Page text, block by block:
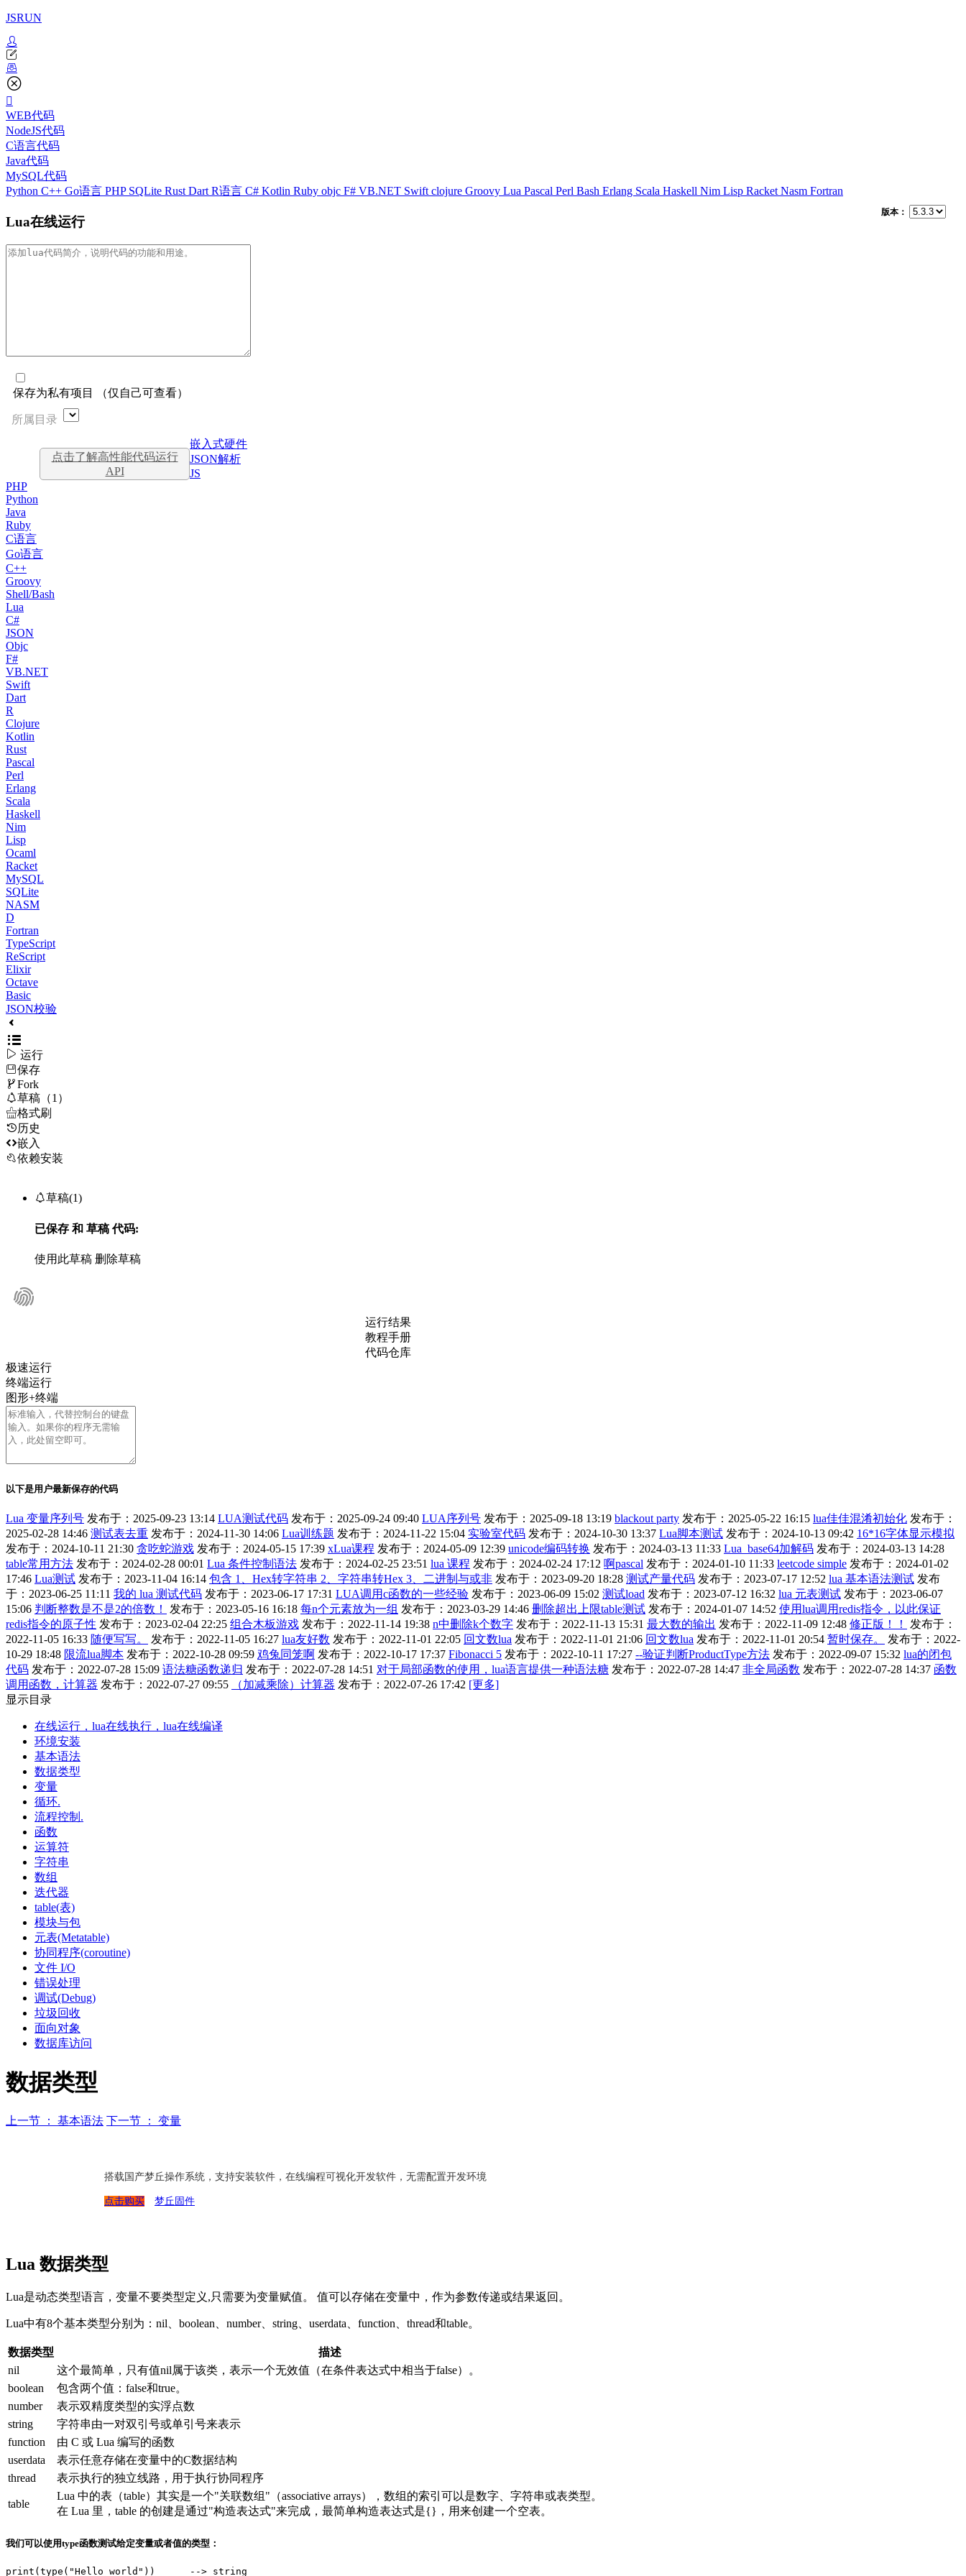
JSRUN
WEB代码
NodeJS代码
C语言代码
Java代码
MySQL代码
Python C++ Go语言 PHP SQLite Rust Dart R语言 C# Kotlin Ruby objc F# VB.NET Swift clojure Groovy Lua Pascal Perl Bash Erlang Scala Haskell Nim Lisp Racket Nasm Fortran
Lua在线运行
版本：
保存为私有项目 （仅自己可查看）
所属目录
点击了解高性能代码运行
API
嵌入式硬件
JSON解析
JS
PHP
Python
Java
Ruby
C语言
Go语言
C++
Groovy
Shell/Bash
Lua
C#
JSON
Objc
F#
VB.NET
Swift
Dart
R
Clojure
Kotlin
Rust
Pascal
Perl
Erlang
Scala
Haskell
Nim
Lisp
Ocaml
Racket
MySQL
SQLite
NASM
D
Fortran
TypeScript
ReScript
Elixir
Octave
Basic
JSON校验
 运行
保存
Fork
草稿（1）
格式刷
历史
嵌入
依赖安装
草稿(1)
已保存 和 草稿代码:
使用此草稿 删除草稿
运行结果
教程手册
代码仓库
极速运行
终端运行
图形+终端
以下是用户最新保存的代码
Lua 变量序列号 发布于：2025-09-23 13:14 LUA测试代码 发布于：2025-09-24 09:40 LUA序列号 发布于：2025-09-18 13:19 blackout party 发布于：2025-05-22 16:15 lua佳佳混淆初始化 发布于：
2025-02-28 14:46 测试表去重 发布于：2024-11-30 14:06 Lua训练题 发布于：2024-11-22 15:04 实验室代码 发布于：2024-10-30 13:37 Lua脚本测试 发布于：2024-10-13 09:42 16*16字体显示模拟
发布于：2024-10-11 21:30 贪吃蛇游戏 发布于：2024-05-15 17:39 xLua课程 发布于：2024-05-09 12:39 unicode编码转换 发布于：2024-03-13 11:33 Lua_base64加解码 发布于：2024-03-13 14:28
table常用方法 发布于：2024-02-28 00:01 Lua 条件控制语法 发布于：2024-02-25 23:51 lua 课程 发布于：2024-02-24 17:12 啊pascal 发布于：2024-01-10 11:33 leetcode simple 发布于：2024-01-02
17:46 Lua测试 发布于：2023-11-04 16:14 包含 1、Hex转字符串 2、字符串转Hex 3、二进制与或非 发布于：2023-09-20 18:28 测试产量代码 发布于：2023-07-17 12:52 lua 基本语法测试 发布
于：2023-06-25 11:11 我的 lua 测试代码 发布于：2023-06-17 17:31 LUA调用c函数的一些经验 发布于：2023-06-09 15:02 测试load 发布于：2023-07-12 16:32 lua 元表测试 发布于：2023-06-07
15:06 判断整数是不是2的倍数！ 发布于：2023-05-16 16:18 每n个元素放为一组 发布于：2023-03-29 14:46 删除超出上限table测试 发布于：2024-01-07 14:52 使用lua调用redis指令，以此保证
redis指令的原子性 发布于：2023-02-04 22:25 组合木板游戏 发布于：2022-11-14 19:38 n中删除k个数字 发布于：2022-11-13 15:31 最大数的输出 发布于：2022-11-09 12:48 修正版！！
发布于：
2022-11-05 16:33 随便写写。 发布于：2022-11-05 16:27 lua友好数 发布于：2022-11-01 22:05 回文数lua 发布于：2022-11-01 21:06 回文数lua 发布于：2022-11-01 20:54 暂时保存。
发布于：2022-
10-29 18:48 限流lua脚本 发布于：2022-10-28 09:59 鸡兔同笼啊 发布于：2022-10-17 17:37 Fibonacci 5 发布于：2022-10-11 17:27 --验证判断ProductType方法 发布于：2022-09-07 15:32 lua的闭包
代码 发布于：2022-07-28 15:09 语法糖函数递归 发布于：2022-07-28 14:51 对于局部函数的使用，lua语言提供一种语法糖 发布于：2022-07-28 14:47 非全局函数 发布于：2022-07-28 14:37 函数
调用函数，计算器 发布于：2022-07-27 09:55 （加减乘除）计算器 发布于：2022-07-26 17:42 [更多]
显示目录
在线运行，lua在线执行，lua在线编译
环境安装
基本语法
数据类型
变量
循环.
流程控制.
函数
运算符
字符串
数组
迭代器
table(表)
模块与包
元表(Metatable)
协同程序(coroutine)
文件 I/O
错误处理
调试(Debug)
垃圾回收
面向对象
数据库访问
数据类型
上一节 ： 基本语法 下一节 ： 变量
搭载国产梦丘操作系统，支持安装软件，在线编程可视化开发软件，无需配置开发环境
点击购买 梦丘固件
Lua 数据类型
Lua是动态类型语言，变量不要类型定义,只需要为变量赋值。 值可以存储在变量中，作为参数传递或结果返回。
Lua中有8个基本类型分别为：nil、boolean、number、string、userdata、function、thread和table。
数据类型
描述
nil
这个最简单，只有值nil属于该类，表示一个无效值（在条件表达式中相当于false）。
boolean
包含两个值：false和true。
number
表示双精度类型的实浮点数
string
字符串由一对双引号或单引号来表示
function
由 C 或 Lua 编写的函数
userdata
表示任意存储在变量中的C数据结构
thread
表示执行的独立线路，用于执行协同程序
table
Lua 中的表（table）其实是一个"关联数组"（associative arrays），数组的索引可以是数字、字符串或表类型。
在 Lua 里，table 的创建是通过"构造表达式"来完成，最简单构造表达式是{}，用来创建一个空表。
我们可以使用type函数测试给定变量或者值的类型：
print(type("Hello world"))      --> string